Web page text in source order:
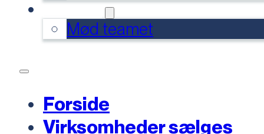
Mød teamet
Forside
Virksomheder sælges